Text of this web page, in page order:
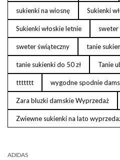
sukienki na wiosnę Sukienki
Sukienki włoskie letnie sweter
sweter świąteczny tanie
tanie sukienki do 50 zł Tanie
ttttttt wygodne spodnie
Zara bluzki damskie Wyprzedaż
Zwiewne sukienki na lato
ADIDAS